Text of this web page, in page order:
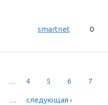
smartnet 0
… 4 5 6 7
… следующая ›